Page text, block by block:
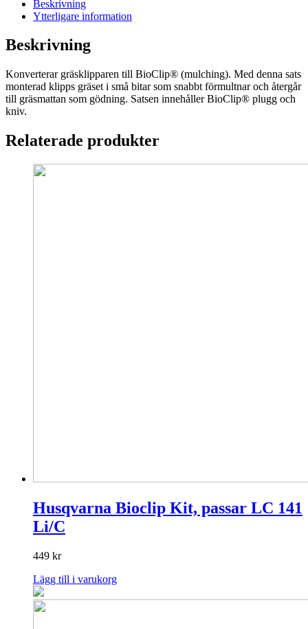
Vli/iV
mängd
Beskrivning
Ytterligare information
Beskrivning
Konverterar gräsklipparen till BioClip® (mulching). Med denna sats
monterad klipps gräset i små bitar som snabbt förmultnar och återgår
till gräsmattan som gödning. Satsen innehåller BioClip® plugg och
kniv.
Relaterade produkter
Husqvarna Bioclip Kit, passar LC 141
Li/C
449 kr
Lägg till i varukorg